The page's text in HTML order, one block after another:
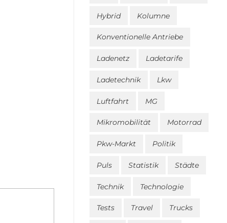
Hybrid Kolumne
Konventionelle Antriebe
Ladenetz Ladetarife
Ladetechnik Lkw
Luftfahrt MG
Mikromobilität Motorrad
Pkw-Markt Politik
Puls Statistik Städte
Technik Technologie
Tests Travel Trucks